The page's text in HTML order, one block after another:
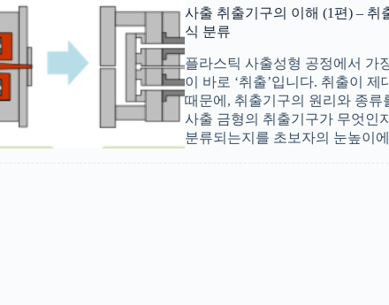
사출 취출기구의 이해 (1편) –
식 분류
플라스틱 사출성형 공정에서 가
이 바로 ‘취출’입니다. 취출이
때문에, 취출기구의 원리와 종
사출 금형의 취출기구가 무엇인
분류되는지를 초보자의 눈높이